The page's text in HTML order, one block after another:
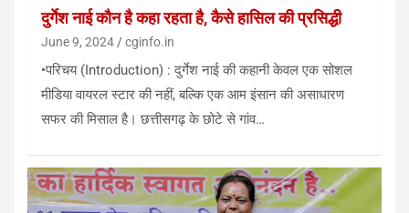
दुर्गेश नाई कौन है कहा रहता है, कैसे हासिल की प्रसिद्धी
June 9, 2024 cginfo.in
•परिचय (Introduction) : दुर्गेश नाई की कहानी केवल एक सोशल
मीडिया वायरल स्टार की नहीं, बल्कि एक आम इंसान की असाधारण
सफर की मिसाल है। छत्तीसगढ़ के छोटे से गांव…